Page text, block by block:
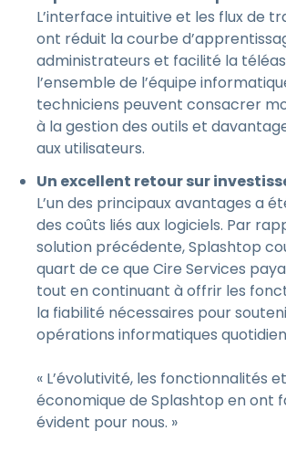
L’interface intuitive et les flux de
ont réduit la courbe
administrateurs et facilité la
l’ensemble de l’équipe
techniciens peuvent consacrer
à la gestion des outils et
aux utilisateurs.
Un excellent retour sur
L’un des principaux avantages a
des coûts liés aux logiciels. Par
solution précédente, Splashtop
quart de ce que Cire Services
tout en continuant à offrir les
la fiabilité nécessaires pour
opérations informatiques
« L’évolutivité, les fonctionnalités
économique de Splashtop en ont
évident pour nous. »